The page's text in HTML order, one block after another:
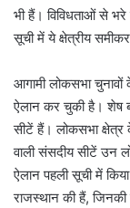
भी हैं। विविधताओं से
सूची में ये क्षेत्रीय
आगामी लोकसभा चुनावों
ऐलान कर चुकी है। शेष
सीटें हैं। लोकसभा
वाली संसदीय सीटें उन
ऐलान पहली सूची में
राजस्थान की हैं,